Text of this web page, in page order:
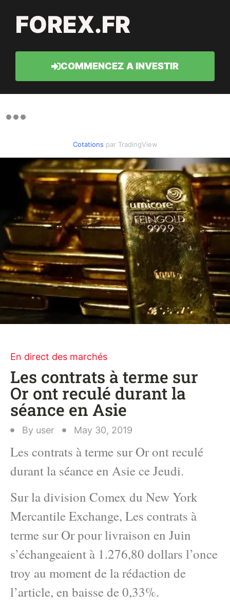
FOREX.FR
COMMENCEZ A INVESTIR
Cotations par TradingView
En direct des marchés
Les contrats à terme sur
Or ont reculé durant la
séance en Asie
By user May 30, 2019
Les contrats à terme sur Or ont reculé
durant la séance en Asie ce Jeudi.
Sur la division Comex du New York
Mercantile Exchange, Les contrats à
terme sur Or pour livraison en Juin
s’échangeaient à 1.276,80 dollars l’once
troy au moment de la rédaction de
l’article, en baisse de 0,33%.